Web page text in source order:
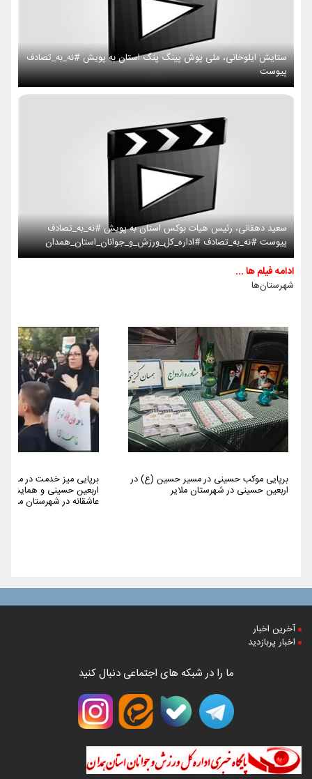
ستایش ایلوخانی، ملی پوش پینگ پنگ استان به پویش #نه_به_تصادف
پیوست
سعید دهقانی، رئیس هیات بوکس استان به پویش #نه_به_تصادف
پیوست #نه_به_تصادف #اداره_کل_ورزش_و_جوانان_استان_همدان
ادامه فیلم ها ...
شهرستان‌ها
برپایی موکب حسینی در مسیر حسین (ع) در
اربعین حسینی در شهرستان ملایر
برپایی میز خدمت در مراسم
اربعین حسینی و همایش
عاشقانه در شهرستان ملایر
آخرین اخبار
اخبار پربازدید
ما را در شبکه های اجتماعی دنبال کنید